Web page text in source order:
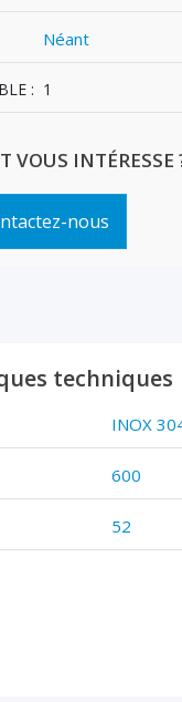
Néant
: 1
VOUS INTÉRESSE
nous
techniques
INOX
600
52